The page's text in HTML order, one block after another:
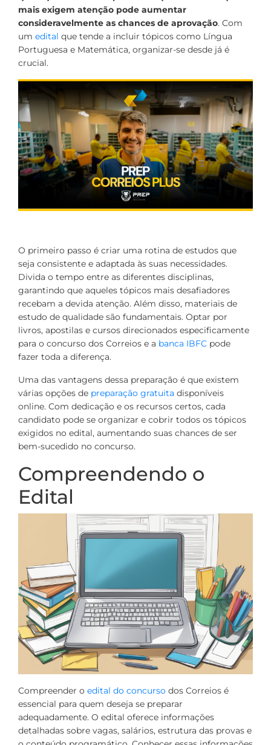
mais exigem atenção pode aumentar
consideravelmente as chances de aprovação. Com
um edital que tende a incluir tópicos como Língua
Portuguesa e Matemática, organizar-se desde já é
crucial.
O primeiro passo é criar uma rotina de estudos que
seja consistente e adaptada às suas necessidades.
Divida o tempo entre as diferentes disciplinas,
garantindo que aqueles tópicos mais desafiadores
recebam a devida atenção. Além disso, materiais de
estudo de qualidade são fundamentais. Optar por
livros, apostilas e cursos direcionados especificamente
para o concurso dos Correios e a banca IBFC pode
fazer toda a diferença.
Uma das vantagens dessa preparação é que existem
várias opções de preparação gratuita disponíveis
online. Com dedicação e os recursos certos, cada
candidato pode se organizar e cobrir todos os tópicos
exigidos no edital, aumentando suas chances de ser
bem-sucedido no concurso.
Compreendendo o
Edital
Compreender o edital do concurso dos Correios é
essencial para quem deseja se preparar
adequadamente. O edital oferece informações
detalhadas sobre vagas, salários, estrutura das provas e